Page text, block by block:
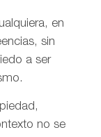
en
sin
a ser
no se